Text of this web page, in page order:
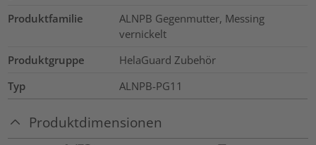
Produktfamilie
ALNPB Gegenmutter, Messing
vernickelt
Produktgruppe
HelaGuard Zubehör
Typ
ALNPB-PG11
Produktdimensionen